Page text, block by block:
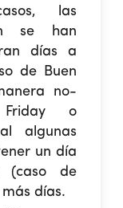
las
se han
días a
de Buen
no-
o
algunas
un día
(caso de
días.